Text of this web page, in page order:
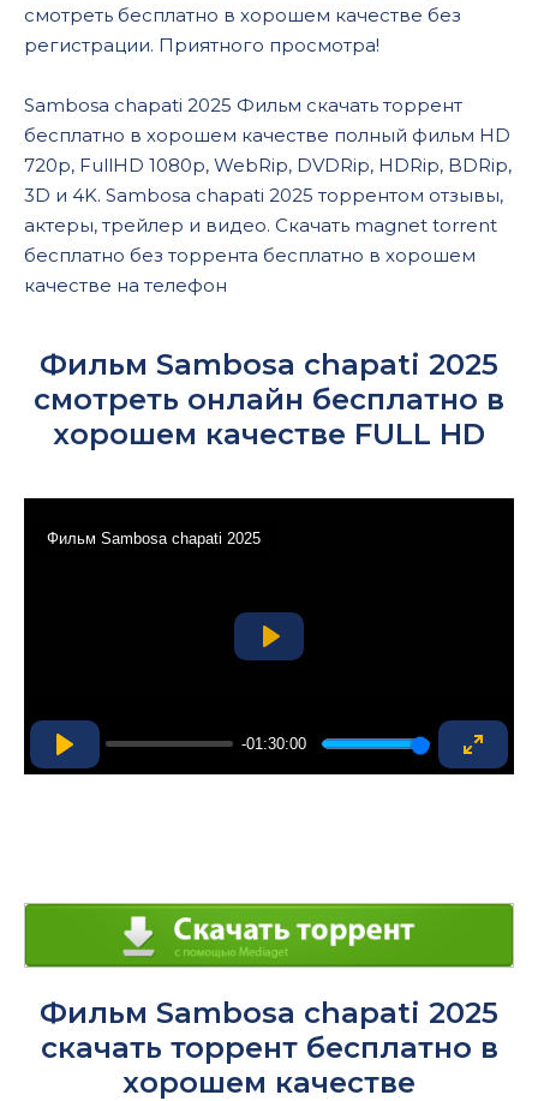
смотреть бесплатно в хорошем качестве без
регистрации. Приятного просмотра!
Sambosa chapati 2025 Фильм скачать торрент
бесплатно в хорошем качестве полный фильм HD
720p, FullHD 1080p, WebRip, DVDRip, HDRip, BDRip,
3D и 4K. Sambosa chapati 2025 торрентом отзывы,
актеры, трейлер и видео. Скачать magnet torrent
бесплатно без торрента бесплатно в хорошем
качестве на телефон
Фильм Sambosa chapati 2025
смотреть онлайн бесплатно в
хорошем качестве FULL HD
Play
-01:30:00
Enter
Фильм Sambosa chapati 2025
Фильм Sambosa chapati 2025
скачать торрент бесплатно в
хорошем качестве